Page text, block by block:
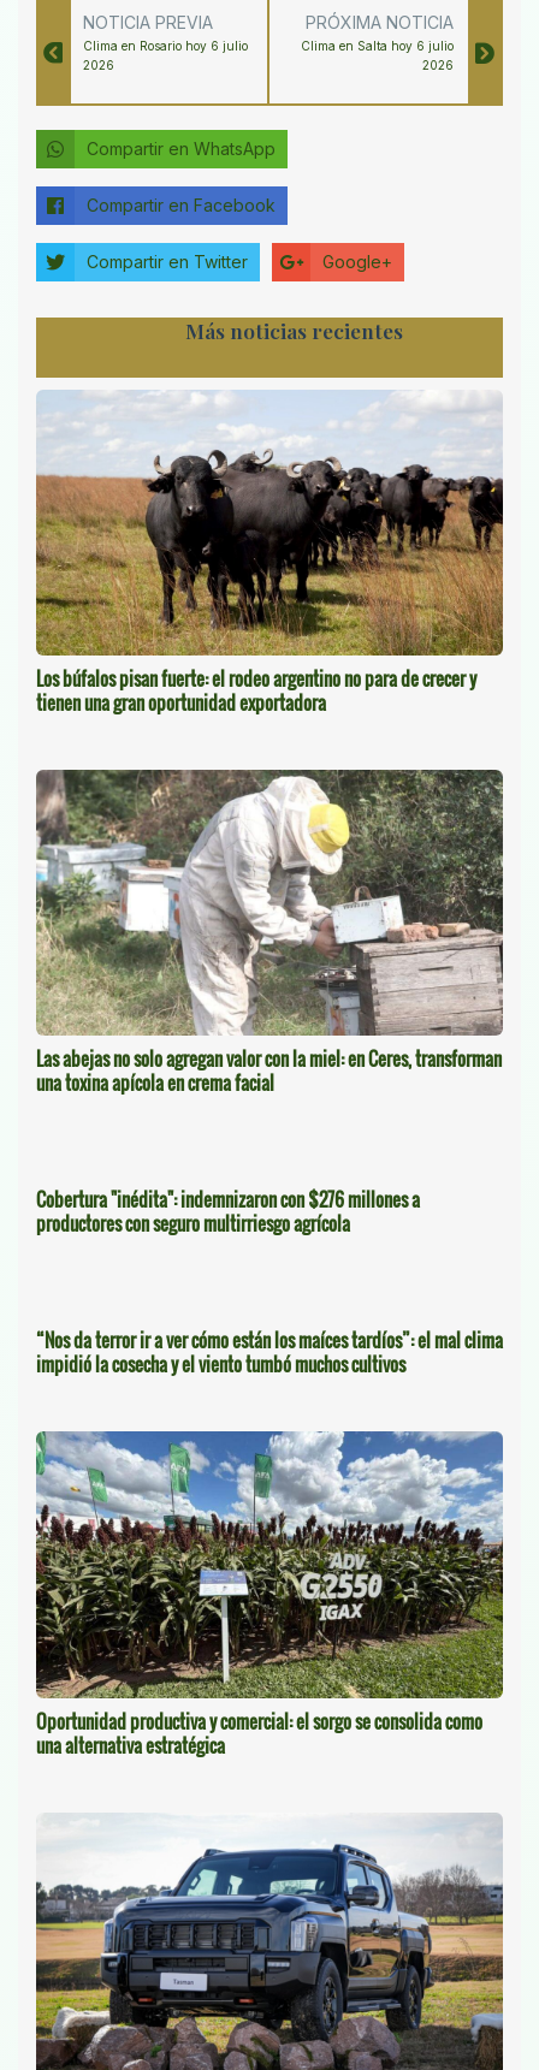
NOTICIA PREVIA
Clima en Rosario hoy 6 julio
2026
PRÓXIMA NOTICIA
Clima en Salta hoy 6 julio
2026
Compartir en WhatsApp
Compartir en Facebook
Compartir en Twitter Google+
Más noticias recientes
Los búfalos pisan fuerte: el rodeo argentino no para de crecer y
tienen una gran oportunidad exportadora
Las abejas no solo agregan valor con la miel: en Ceres, transforman
una toxina apícola en crema facial
Cobertura "inédita": indemnizaron con $276 millones a
productores con seguro multirriesgo agrícola
“Nos da terror ir a ver cómo están los maíces tardíos”: el mal clima
impidió la cosecha y el viento tumbó muchos cultivos
Oportunidad productiva y comercial: el sorgo se consolida como
una alternativa estratégica